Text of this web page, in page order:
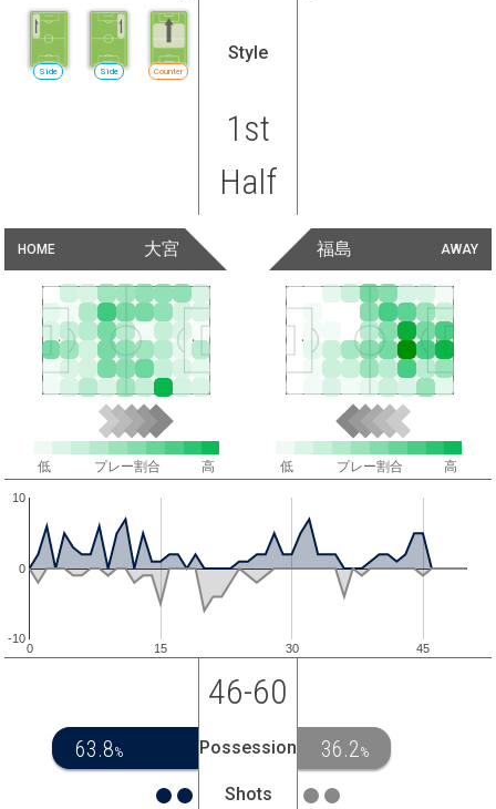
Counter
Side
Side
Style
1st
Half
HOME 大宮 AWAY
福島
低 プレー割合 高 低 プレー割合 高
0 15 30 45
-10
0
10
46-60
63.8% Possession 36.2%
Shots